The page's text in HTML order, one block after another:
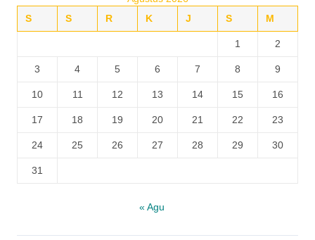
S
S R K J S M
1 2
3 4 5 6 7 8 9
10 11 12 13 14 15 16
17 18 19 20 21 22 23
24 25 26 27 28 29 30
31
« Agu